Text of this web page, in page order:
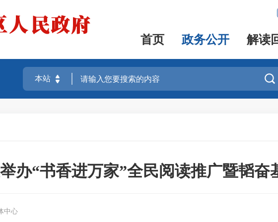
首页 政务公开 解读

办“书香进万家”全民阅读推广暨韬奋
中心